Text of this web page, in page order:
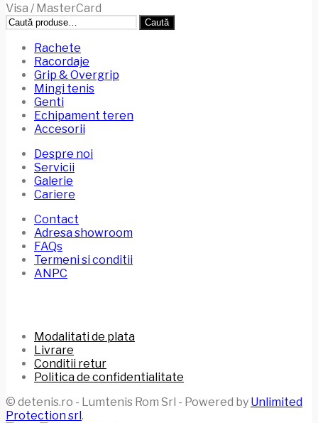
Visa / MasterCard
Caută
după:
Caută
Rachete
Racordaje
Grip & Overgrip
Mingi tenis
Genti
Echipament teren
Accesorii
Despre noi
Servicii
Galerie
Cariere
Contact
Adresa showroom
FAQs
Termeni si conditii
ANPC
Modalitati de plata
Livrare
Conditii retur
Politica de confidentialitate
© detenis.ro - Lumtenis Rom Srl - Powered by Unlimited
Protection srl.